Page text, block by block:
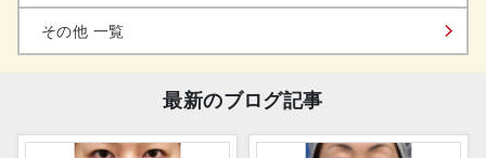
その他 一覧
最新のブログ記事